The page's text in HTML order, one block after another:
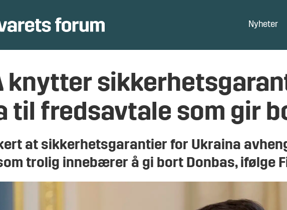
Nyheter
knytter
til fredsavtale som gir
at sikkerhetsgarantier for Ukraina
trolig innebærer å gi bort Donbas, ifølge